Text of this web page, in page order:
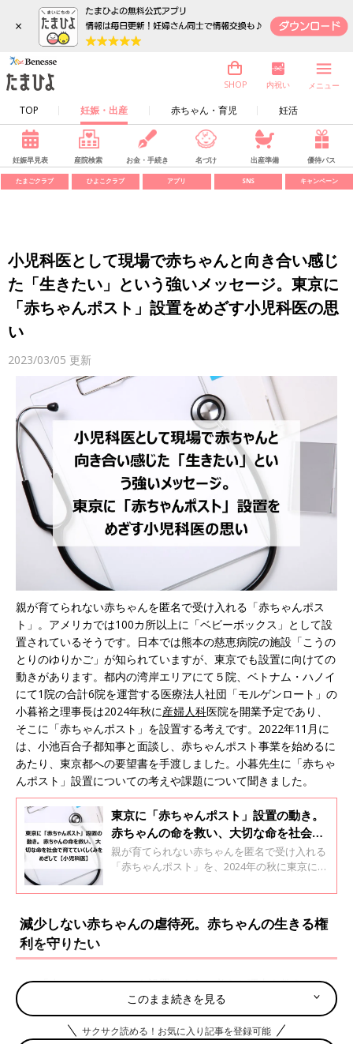
×
TOP 妊娠・出産 赤ちゃん・育児 妊活
SHOP 内祝い メニュー
妊娠早見表 産院検索 お金・手続き 名づけ 出産準備 優待パス
たまごクラブ ひよこクラブ アプリ SNS キャンペーン
小児科医として現場で赤ちゃんと向き合い感じ
た「生きたい」という強いメッセージ。東京に
「赤ちゃんポスト」設置をめざす小児科医の思
い
2023/03/05 更新
親が育てられない赤ちゃんを匿名で受け入れる「赤ちゃんポス
ト」。アメリカでは100カ所以上に「ベビーボックス」として設
置されているそうです。日本では熊本の慈恵病院の施設「こうの
とりのゆりかご」が知られていますが、東京でも設置に向けての
動きがあります。都内の湾岸エリアにて５院、ベトナム・ハノイ
にて1院の合計6院を運営する医療法人社団「モルゲンロート」の
小暮裕之理事長は2024年秋に産婦人科医院を開業予定であり、
そこに「赤ちゃんポスト」を設置する考えです。2022年11月に
は、小池百合子都知事と面談し、赤ちゃんポスト事業を始めるに
あたり、東京都への要望書を手渡しました。小暮先生に「赤ちゃ
んポスト」設置についての考えや課題について聞きました。
東京に「赤ちゃんポスト」設置の動き。
赤ちゃんの命を救い、大切な命を社会で
育てていくしくみをめざして【小児科
医】
親が育てられない赤ちゃんを匿名で受け入れる
「赤ちゃんポスト」を、2024年の秋に東京に設
ルゲンロート」の小暮裕之理事長。2022年11月
ト事業の検討を始めるよう求める要望書を手渡
後の課題について考えることなどを、小暮さん
減少しない赤ちゃんの虐待死。赤ちゃんの生きる権
利を守りたい
――「赤ちゃんポスト」を設置しようと考えた理由を教えてくだ
さい。
小暮先生（以下敬称略） 私は10年ほど小児科医として現場で子
このまま続きを見る
サクサク読める！お気に入り記事を登録可能